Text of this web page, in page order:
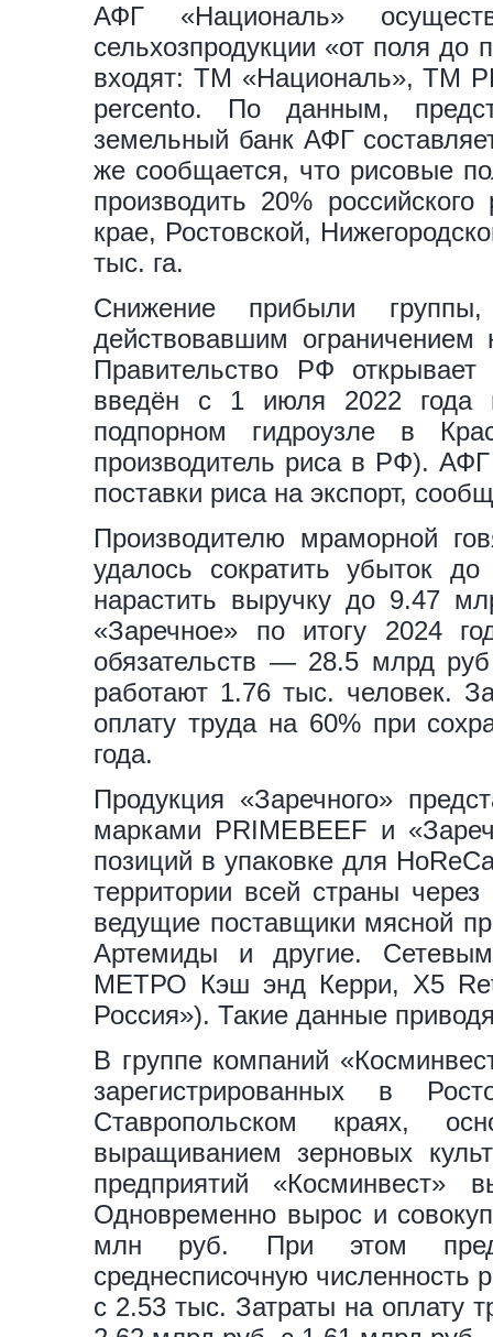
АФГ «Националь»
сельхозпродукции «от поля
входят: ТМ «Националь», ТМ
percento. По данным,
земельный банк АФГ
же сообщается, что рисовые
производить 20%
крае, Ростовской,
тыс. га.
Снижение прибыли
действовавшим
Правительство РФ
введён с 1 июля 2022 года
подпорном гидроузле в
производитель риса в РФ).
поставки риса на экспорт,
Производителю мраморной
удалось сократить убыток
нарастить выручку до 9.47
«Заречное» по итогу 2024
обязательств — 28.5 млрд
работают 1.76 тыс. человек.
оплату труда на 60% при
года.
Продукция «Заречного»
марками PRIMEBEEF и
позиций в упаковке для
территории всей страны
ведущие поставщики мясной
Артемиды и другие.
МЕТРО Кэш энд Керри, X5
Россия»). Такие данные
В группе компаний
зарегистрированных в
Ставропольском краях,
выращиванием зерновых
предприятий
Одновременно вырос и
млн руб. При этом
среднесписочную численность
с 2.53 тыс. Затраты на оплату